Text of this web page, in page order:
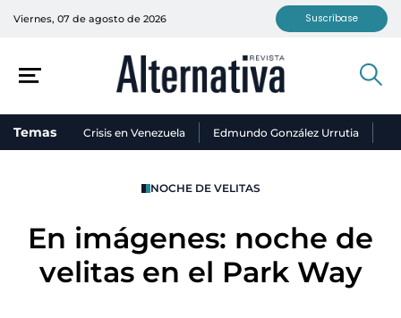
Viernes, 07 de agosto de 2026 Suscríbase
Temas Crisis en Venezuela Edmundo González Urrutia
NOCHE DE VELITAS
En imágenes: noche de
velitas en el Park Way